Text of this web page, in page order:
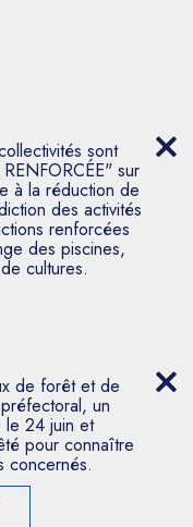
sont
sur
à la réduction de
des activités
renforcées
des piscines,
cultures.
de forêt et de
un
le 24 juin et
pour connaître
concernés.